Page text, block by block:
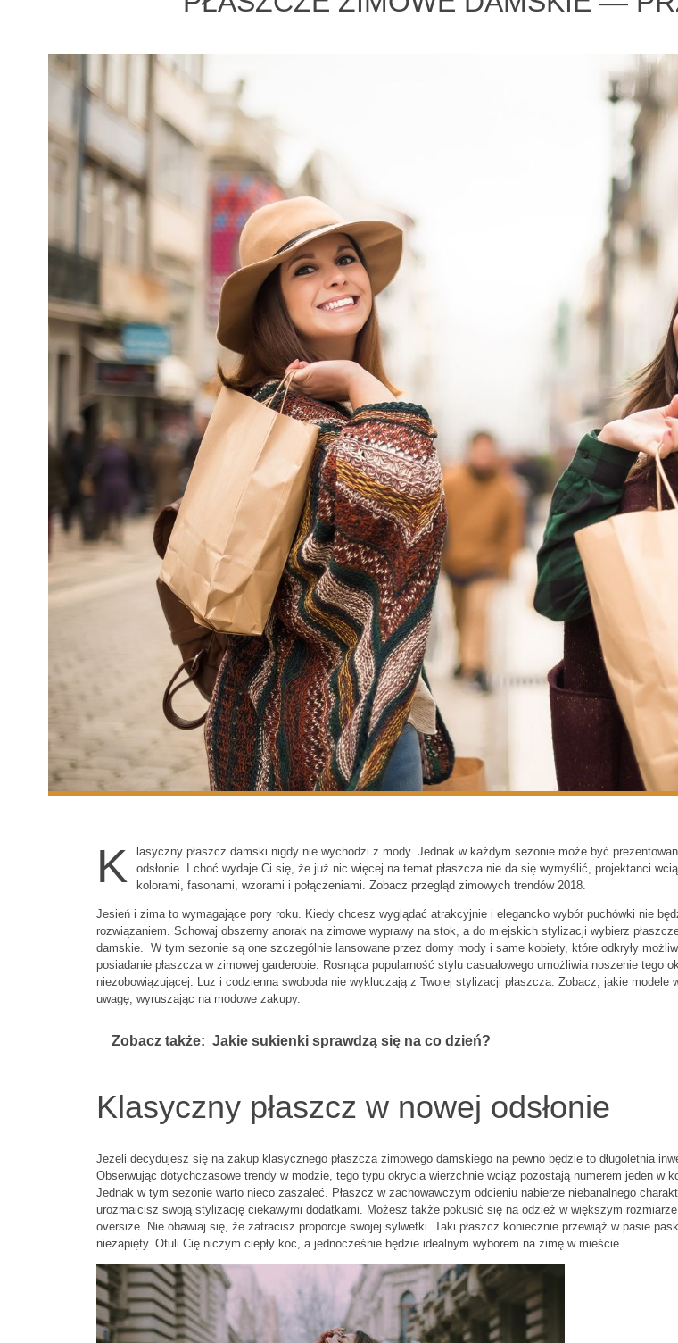
K
lasyczny płaszcz damski nigdy nie wychodzi z mody. Jednak w każdym sezonie może być
odsłonie. I choć wydaje Ci się, że już nic więcej na temat płaszcza nie da się wymyślić, projektanci
kolorami, fasonami, wzorami i połączeniami. Zobacz przegląd zimowych trendów 2018.
Jesień i zima to wymagające pory roku. Kiedy chcesz wyglądać atrakcyjnie i elegancko wybór puchówki nie
rozwiązaniem. Schowaj obszerny anorak na zimowe wyprawy na stok, a do miejskich stylizacji wybierz
damskie. W tym sezonie są one szczególnie lansowane przez domy mody i same kobiety, które odkryły
posiadanie płaszcza w zimowej garderobie. Rosnąca popularność stylu casualowego umożliwia noszenie tego
niezobowiązującej. Luz i codzienna swoboda nie wykluczają z Twojej stylizacji płaszcza. Zobacz, jakie modele
uwagę, wyruszając na modowe zakupy.
Zobacz także: Jakie sukienki sprawdzą się na co dzień?
Klasyczny płaszcz w nowej odsłonie
Jeżeli decydujesz się na zakup klasycznego płaszcza zimowego damskiego na pewno będzie to długoletnia
Obserwując dotychczasowe trendy w modzie, tego typu okrycia wierzchnie wciąż pozostają numerem jeden w
Jednak w tym sezonie warto nieco zaszaleć. Płaszcz w zachowawczym odcieniu nabierze niebanalnego
urozmaicisz swoją stylizację ciekawymi dodatkami. Możesz także pokusić się na odzież w większym
oversize. Nie obawiaj się, że zatracisz proporcje swojej sylwetki. Taki płaszcz koniecznie przewiąż w pasie
niezapięty. Otuli Cię niczym ciepły koc, a jednocześnie będzie idealnym wyborem na zimę w mieście.